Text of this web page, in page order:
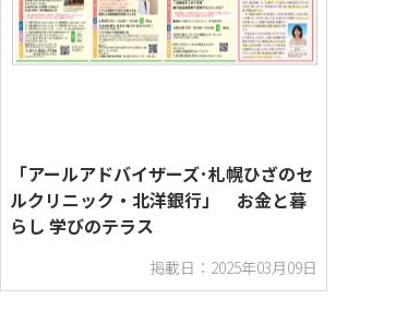
「アールアドバイザーズ･札幌ひざのセ
ルクリニック・北洋銀行」 お金と暮
らし 学びのテラス
掲載日：2025年03月09日